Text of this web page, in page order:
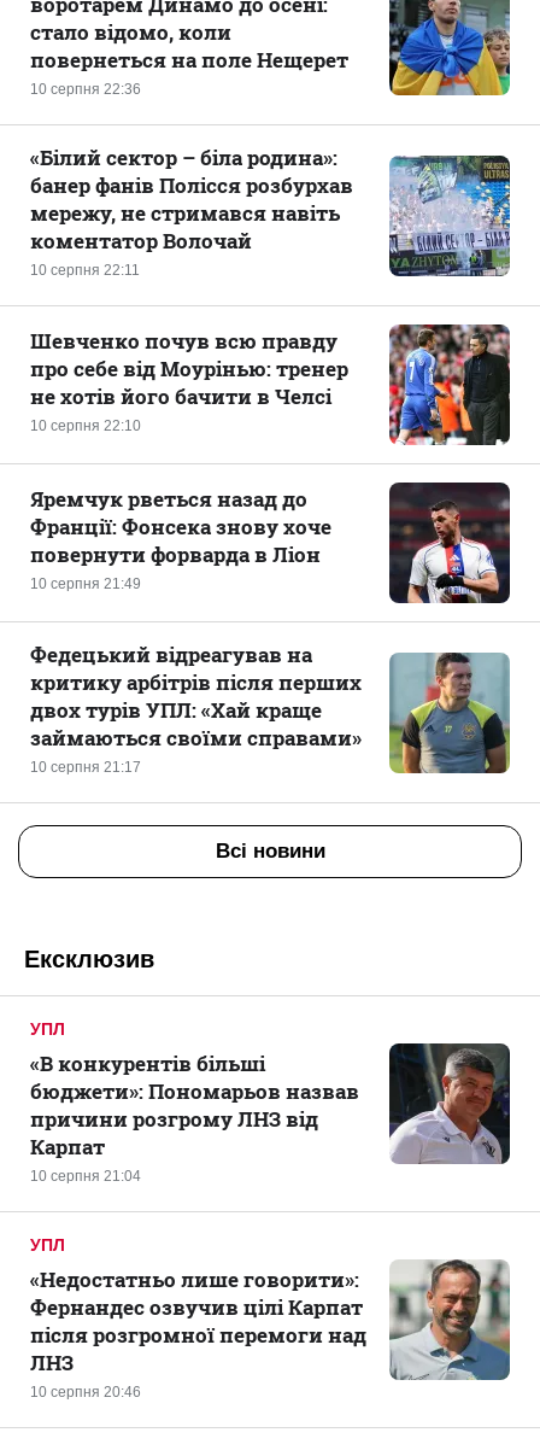
10 серпня 22:36
стало відомо, коли
повернеться на поле Нещерет
10 серпня 22:11
«Білий сектор – біла родина»:
банер фанів Полісся розбурхав
мережу, не стримався навіть
коментатор Волочай
10 серпня 22:10
Шевченко почув всю правду
про себе від Моурінью: тренер
не хотів його бачити в Челсі
10 серпня 21:49
Яремчук рветься назад до
Франції: Фонсека знову хоче
повернути форварда в Ліон
10 серпня 21:17
Федецький відреагував на
критику арбітрів після перших
двох турів УПЛ: «Хай краще
займаються своїми справами»
Всі новини
Ексклюзив
УПЛ
10 серпня 21:04
«В конкурентів більші
бюджети»: Пономарьов назвав
причини розгрому ЛНЗ від
Карпат
УПЛ
10 серпня 20:46
«Недостатньо лише говорити»:
Фернандес озвучив цілі Карпат
після розгромної перемоги над
ЛНЗ